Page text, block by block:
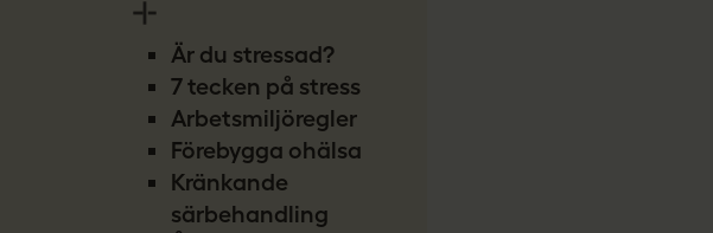
Är du stressad?
7 tecken på stress
Arbetsmiljöregler
Förebygga ohälsa
Kränkande
särbehandling